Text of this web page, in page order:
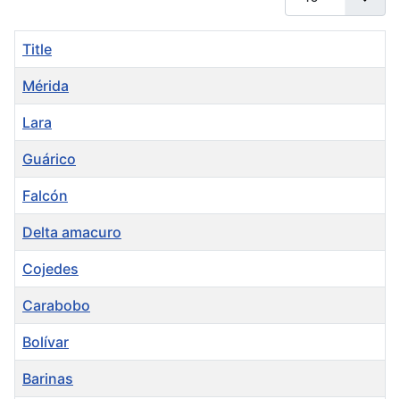
Title
Mérida
Lara
Guárico
Falcón
Delta amacuro
Cojedes
Carabobo
Bolívar
Barinas